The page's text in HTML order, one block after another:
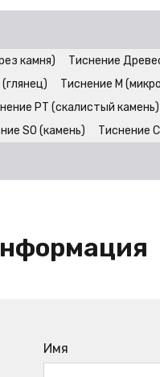
камня) Тиснение
Тиснение M
PT (скалистый камень)
SO (камень) Тиснение
Имя